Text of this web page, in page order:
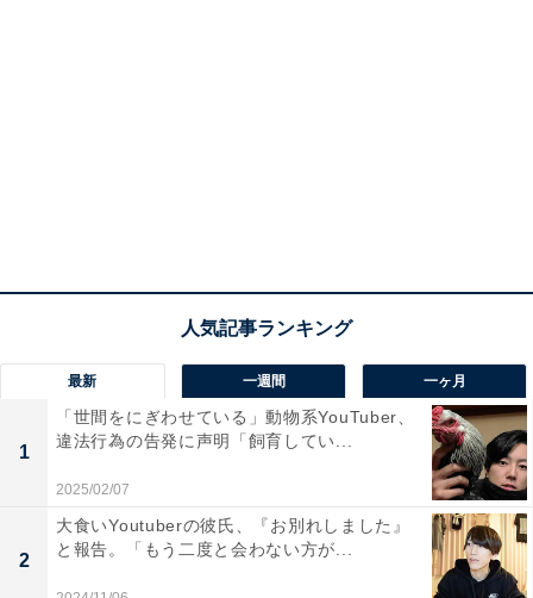
最新 一週間 一ヶ月
1
「世間をにぎわせている」動物系YouTuber、
違法行為の告発に声明「飼育してい...
2025/02/07
2
大食いYoutuberの彼氏、『お別れしました』
と報告。「もう二度と会わない方が...